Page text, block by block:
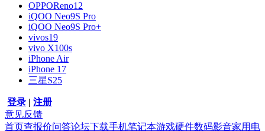
OPPOReno12
iQOO Neo9S Pro
iQOO Neo9S Pro+
vivos19
vivo X100s
iPhone Air
iPhone 17
三星S25
登录
注册
意见反馈
首页查报价问答论坛 下载手机笔记本游戏硬件数码影音家用电